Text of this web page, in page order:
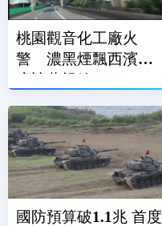
桃園觀音化工廠火
警 濃黑煙飄西濱一
度遮蔽視線
國防預算破1.1兆 首度